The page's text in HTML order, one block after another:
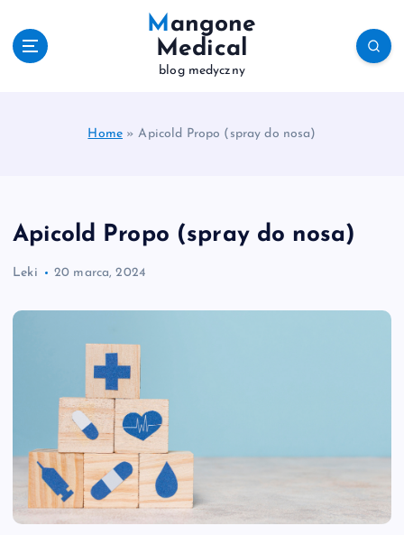
Mangone
Medical
blog medyczny
Home »Apicold Propo (spray do nosa)
Apicold Propo (spray do nosa)
Leki 20 marca, 2024